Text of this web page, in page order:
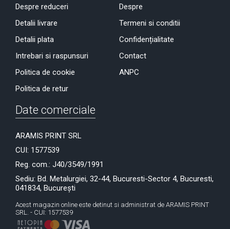
Despre reduceri
Detalii livrare
Detalii plata
Intrebari si raspunsuri
Politica de cookie
Politica de retur
Despre
Termeni si conditii
Confidențialitate
Contact
ANPC
Date comerciale
ARAMIS PRINT SRL
CUI: 1577539
Reg. com.: J40/3549/1991
Sediu: Bd. Metalurgiei, 32-44, Bucuresti-Sector 4, Bucuresti,
041834, București
Acest magazin online este detinut si administrat de ARAMIS PRINT
SRL. - CUI: 1577539